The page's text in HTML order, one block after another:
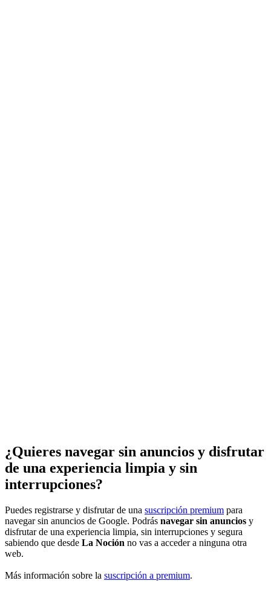
¿Quieres navegar sin anuncios y disfrutar
de una experiencia limpia y sin
interrupciones?
Puedes registrarse y disfrutar de una suscripción premium para
navegar sin anuncios de Google. Podrás navegar sin anuncios y
disfrutar de una experiencia limpia, sin interrupciones y segura
sabiendo que desde La Noción no vas a acceder a ninguna otra
web.
Más información sobre la suscripción a premium.